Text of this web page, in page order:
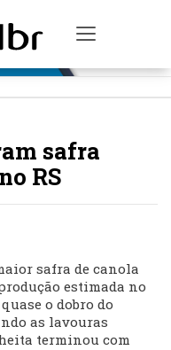
Toggle
safra
RS
safra de canola
estimada no
o dobro do
as lavouras
terminou com